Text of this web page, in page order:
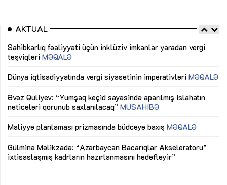
AKTUAL
Sahibkarlıq fəaliyyəti üçün inklüziv imkanlar yaradan vergi
təşviqləri MƏQALƏ
Dünya iqtisadiyyatında vergi siyasətinin imperativləri MƏQALƏ
Əvəz Quliyev: “Yumşaq keçid sayəsində aparılmış islahatın
nəticələri qorunub saxlanılacaq” MÜSAHİBƏ
Maliyyə planlaması prizmasında büdcəyə baxış MƏQALƏ
Gülminə Məlikzadə: “Azərbaycan Bacarıqlar Akseleratoru”
ixtisaslaşmış kadrların hazırlanmasını hədəfləyir”